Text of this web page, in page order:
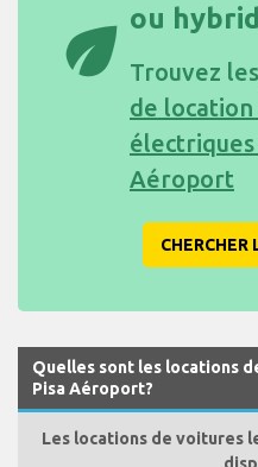
eco ou
Trouvez les
de
Aéroport
CHERCHER
Quelles sont les locations
Pisa Aéroport?
Les locations de voitures